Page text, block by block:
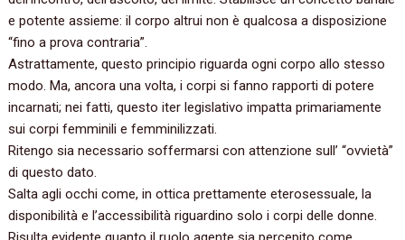
e potente assieme: il corpo altrui non è qualcosa a disposizione
“fino a prova contraria”.
Astrattamente, questo principio riguarda ogni corpo allo stesso
modo. Ma, ancora una volta, i corpi si fanno rapporti di potere
incarnati; nei fatti, questo iter legislativo impatta primariamente
sui corpi femminili e femminilizzati.
Ritengo sia necessario soffermarsi con attenzione sull’ “ovvietà”
di questo dato.
Salta agli occhi come, in ottica prettamente eterosessuale, la
disponibilità e l’accessibilità riguardino solo i corpi delle donne.